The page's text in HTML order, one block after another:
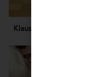
Klaus Mäkelä holder